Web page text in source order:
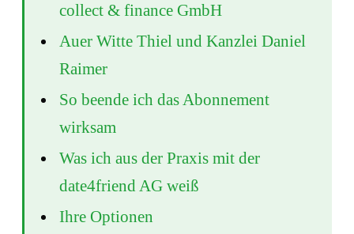
collect & finance GmbH
Auer Witte Thiel und Kanzlei Daniel
Raimer
So beende ich das Abonnement
wirksam
Was ich aus der Praxis mit der
date4friend AG weiß
Ihre Optionen